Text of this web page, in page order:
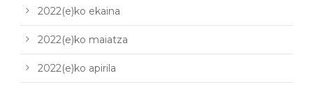
2022(e)ko ekaina
2022(e)ko maiatza
2022(e)ko apirila